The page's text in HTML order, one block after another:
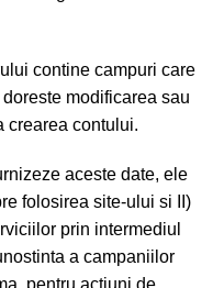
contine campuri care
modificarea sau
crearea contului.
aceste date, ele
folosirea site-ului si II)
prin intermediul
a campaniilor
pentru actiuni de